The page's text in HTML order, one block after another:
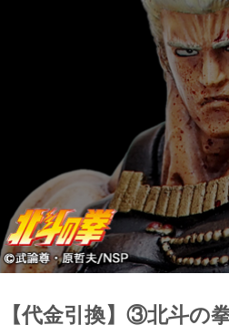
【代金引換】③北斗の